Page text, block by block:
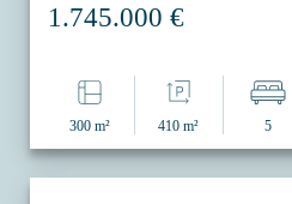
1.745.000 €
300 m² 410 m² 5